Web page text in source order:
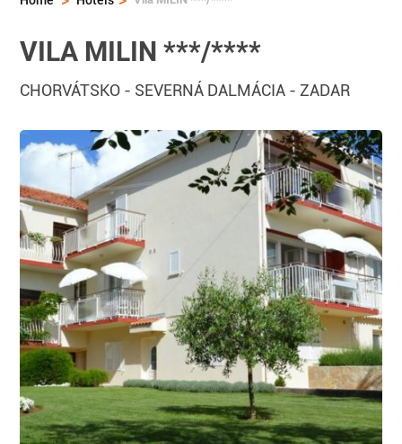
VILA MILIN ***/****
CHORVÁTSKO - SEVERNÁ DALMÁCIA - ZADAR